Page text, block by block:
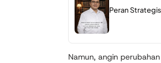
Peran
Namun, angin